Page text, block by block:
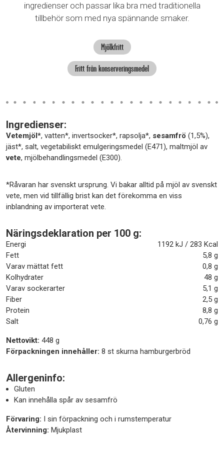
ingredienser och passar lika bra med traditionella
tillbehör som med nya spännande smaker.
Mjölkfritt
Fritt från konserveringsmedel
Ingredienser:
Vetemjöl*, vatten*, invertsocker*, rapsolja*, sesamfrö (1,5%),
jäst*, salt, vegetabiliskt emulgeringsmedel (E471), maltmjöl av
vete, mjölbehandlingsmedel (E300).
*Råvaran har svenskt ursprung. Vi bakar alltid på mjöl av svenskt
vete, men vid tillfällig brist kan det förekomma en viss
inblandning av importerat vete.
Näringsdeklaration per 100 g:
Energi
1192 kJ / 283 Kcal
Fett
5,8 g
Varav mättat fett
0,8 g
Kolhydrater
48 g
Varav sockerarter
5,1 g
Fiber
2,5 g
Protein
8,8 g
Salt
0,76 g
Nettovikt: 448 g
Förpackningen innehåller: 8 st skurna hamburgerbröd
Allergeninfo:
Gluten
Kan innehålla spår av sesamfrö
Förvaring: I sin förpackning och i rumstemperatur
Återvinning: Mjukplast